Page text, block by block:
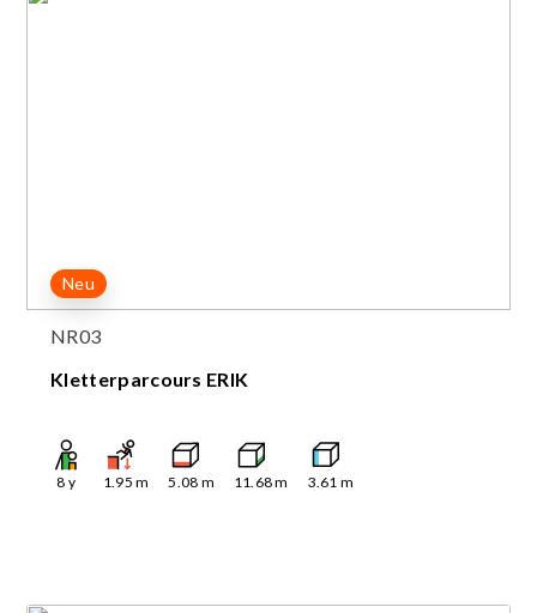
Neu
NR03
Kletterparcours ERIK
8 y 1.95 m 5.08 m 11.68m 3.61 m